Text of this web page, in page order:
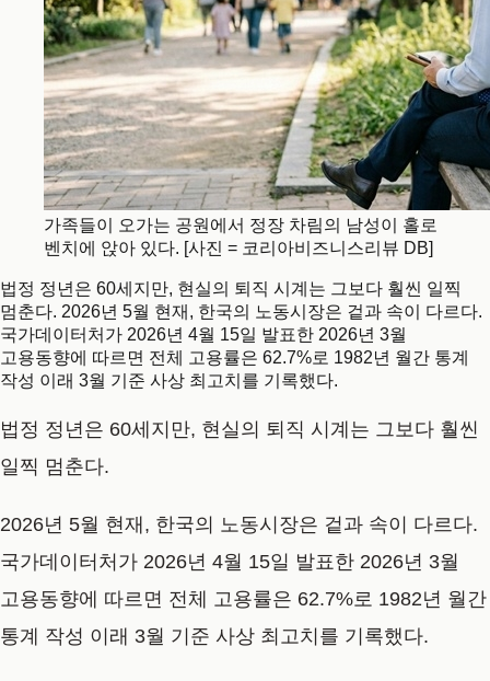
가족들이 오가는 공원에서 정장 차림의 남성이 홀로
벤치에 앉아 있다. [사진 = 코리아비즈니스리뷰 DB]
법정 정년은 60세지만, 현실의 퇴직 시계는 그보다 훨씬 일찍
멈춘다. 2026년 5월 현재, 한국의 노동시장은 겉과 속이 다르다.
국가데이터처가 2026년 4월 15일 발표한 2026년 3월
고용동향에 따르면 전체 고용률은 62.7%로 1982년 월간 통계
작성 이래 3월 기준 사상 최고치를 기록했다.
법정 정년은 60세지만, 현실의 퇴직 시계는 그보다 훨씬
일찍 멈춘다.
2026년 5월 현재, 한국의 노동시장은 겉과 속이 다르다.
국가데이터처가 2026년 4월 15일 발표한 2026년 3월
고용동향에 따르면 전체 고용률은 62.7%로 1982년 월간
통계 작성 이래 3월 기준 사상 최고치를 기록했다.